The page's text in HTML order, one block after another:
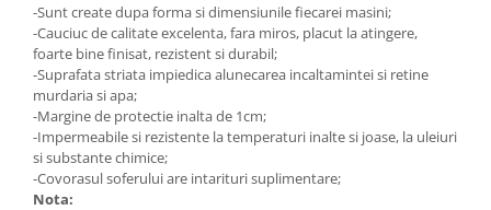
-Sunt create dupa forma si dimensiunile fiecarei masini;
-Cauciuc de calitate excelenta, fara miros, placut la atingere,
foarte bine finisat, rezistent si durabil;
-Suprafata striata impiedica alunecarea incaltamintei si retine
murdaria si apa;
-Margine de protectie inalta de 1cm;
-Impermeabile si rezistente la temperaturi inalte si joase, la uleiuri
si substante chimice;
-Covorasul soferului are intarituri suplimentare;
Nota: